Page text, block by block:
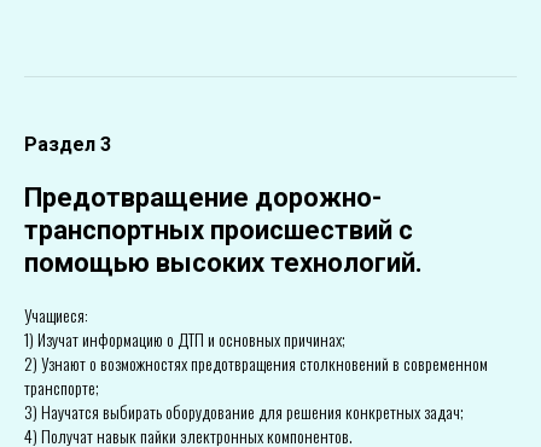
Раздел 3
Предотвращение дорожно-
транспортных происшествий с
помощью высоких технологий.
Учащиеся:
1) Изучат информацию о ДТП и основных причинах;
2) Узнают о возможностях предотвращения столкновений в современном
транспорте;
3) Научатся выбирать оборудование для решения конкретных задач;
4) Получат навык пайки электронных компонентов.